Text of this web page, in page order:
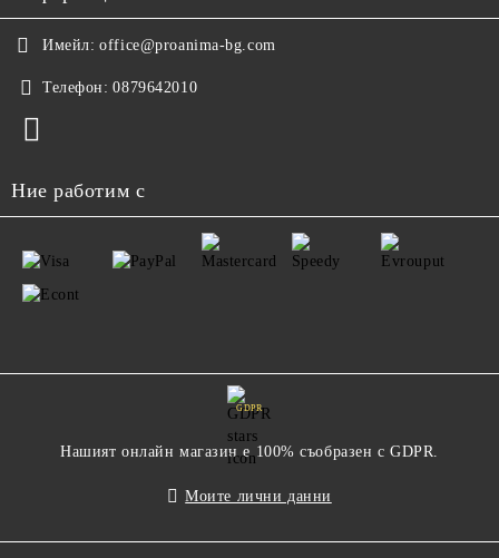
Имейл: office@proanima-bg.com
Телефон: 0879642010
Ние работим с
GDPR
Нашият онлайн магазин е 100% съобразен с GDPR.
Моите лични данни